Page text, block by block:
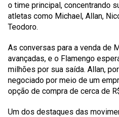
o time principal, concentrando
atletas como Michael, Allan,
Teodoro.
As conversas para a venda de
avançadas, e o Flamengo
milhões por sua saída. Allan,
negociado por meio de um
opção de compra de cerca de
Um dos destaques das